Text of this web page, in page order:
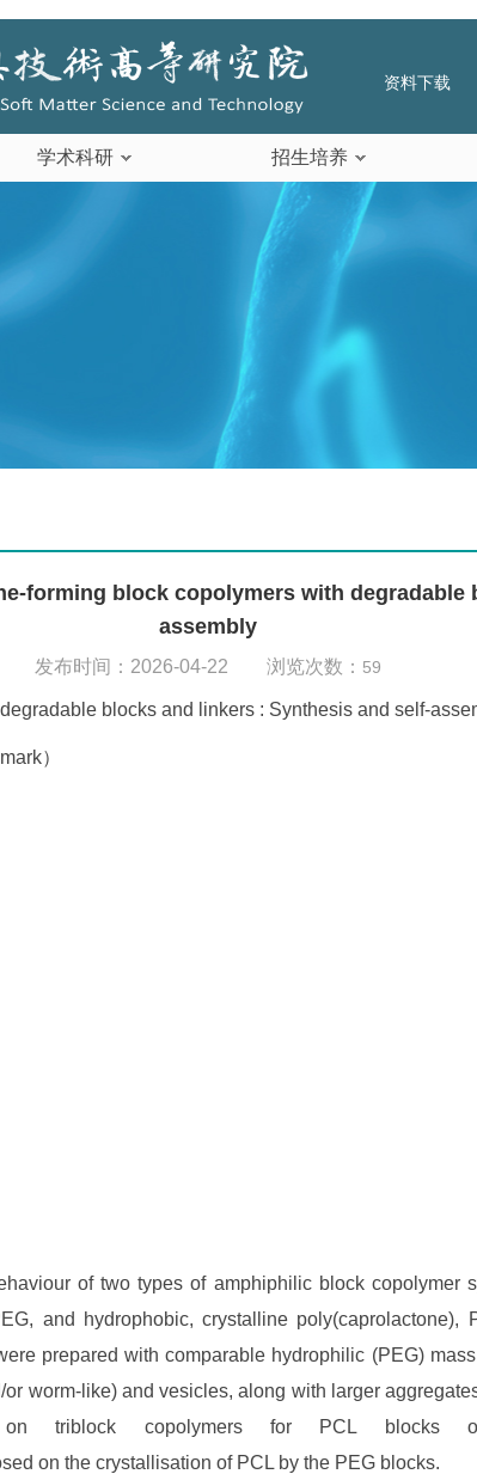
资料下载
学术科研 招生培养
forming block copolymers with
assembly
发布时间：2026-04-22 浏览次数： 59
blocks and linkers : Synthesis and self-
）
of two types of amphiphilic block copolymer
and hydrophobic, crystalline
prepared with comparable hydrophilic (PEG)
worm-like) and vesicles, along with larger
triblock copolymers for PCL blocks of
on the crystallisation of PCL by the PEG blocks.